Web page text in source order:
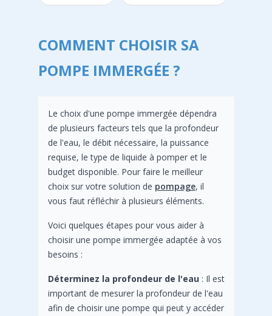
COMMENT CHOISIR SA
POMPE IMMERGÉE ?
Le choix d'une pompe immergée dépendra
de plusieurs facteurs tels que la profondeur
de l'eau, le débit nécessaire, la puissance
requise, le type de liquide à pomper et le
budget disponible. Pour faire le meilleur
choix sur votre solution de pompage, il
vous faut réfléchir à plusieurs éléments.
Voici quelques étapes pour vous aider à
choisir une pompe immergée adaptée à vos
besoins :
Déterminez la profondeur de l'eau: Il est
important de mesurer la profondeur de l'eau
afin de choisir une pompe qui peut y accéder